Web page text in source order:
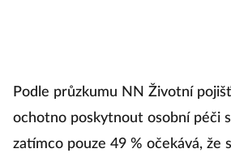
Podle průzkumu NN Životní
ochotno poskytnout osobní péči
zatímco pouze 49 % očekává, že